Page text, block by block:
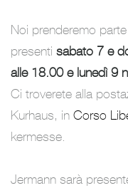
Noi prenderemo
presenti sabato 7 e
alle 18.00 e lunedì 9
Ci troverete alla
Kurhaus, in Corso
kermesse.
Jermann sarà